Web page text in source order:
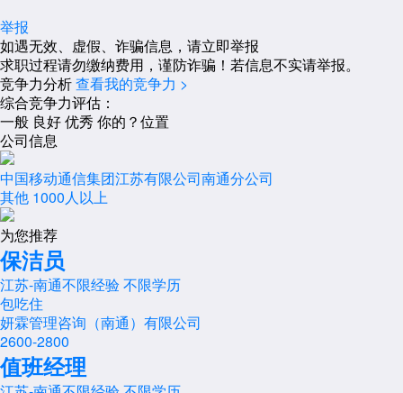
举报
如遇无效、虚假、诈骗信息，请立即举报
求职过程请勿缴纳费用，谨防诈骗！若信息不实请举报。
竞争力分析查看我的竞争力 >
综合竞争力评估：
一般 良好优秀 你的？位置
公司信息
中国移动通信集团江苏有限公司南通分公司
其他 1000人以上
为您推荐
保洁员
江苏-南通不限经验不限学历
包吃住
妍霖管理咨询（南通）有限公司
2600-2800
值班经理